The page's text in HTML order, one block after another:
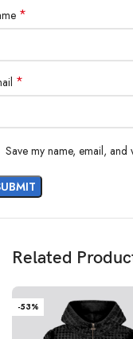
*
*
Save my name, email, and
Related
-53%